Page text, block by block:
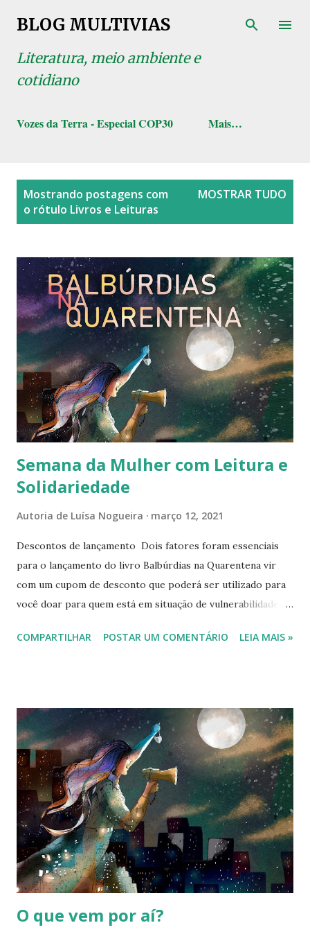
Pular para o conteúdo principal
BLOG MULTIVIAS
Literatura, meio ambiente e
cotidiano
Vozes da Terra - Especial COP30 Mais…
Mostrando postagens com
o rótulo Livros e Leituras
MOSTRAR TUDO
Semana da Mulher com Leitura e
Solidariedade
Autoria de Luísa Nogueira março 12, 2021
Descontos de lançamento Dois fatores foram essenciais
para o lançamento do livro Balbúrdias na Quarentena vir
com um cupom de desconto que poderá ser utilizado para
você doar para quem está em situação de vulnerabilidade
coronavírus aumentou muito. Estamos vivendo dias nunca
então não ampliarmos os dias de desconto e ao mesmo
tempo deixar o leitor decidir por uma doação? Explico: ao
pedir o livro, você poderá ou não usar o cupom de
desconto. Com o cupom, o desconto será seu. Sem o
cupom, o mesmo desconto ficará retido para uma das três
ONGs cadastradas. São entidades idôneas que auxiliam
famílias e pessoas de um modo geral em suas necessidades
básicas. Se antes, ações solidárias já eram necessárias,
imagina agora, durante essa pandemia devastadora....
COMPARTILHAR POSTAR UM COMENTÁRIO LEIA MAIS »
O que vem por aí?